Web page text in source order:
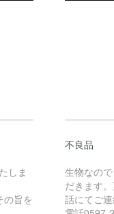
しま
の旨を
不良品
生物なの
だきます
話にてご連